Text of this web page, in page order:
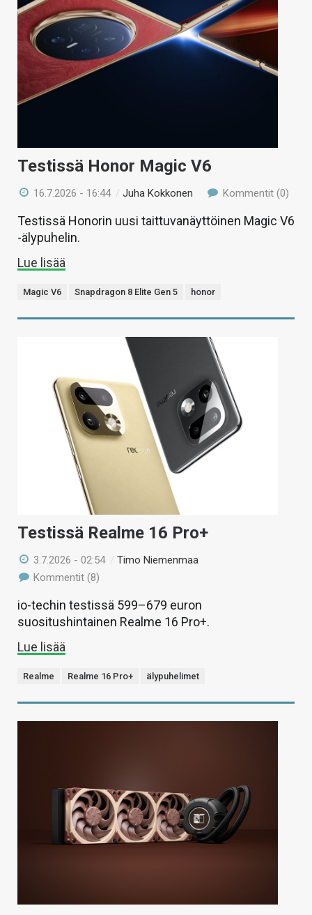
Testissä Honor Magic V6
16.7.2026 - 16:44 /Juha Kokkonen Kommentit (0)
Testissä Honorin uusi taittuvanäyttöinen Magic V6
-älypuhelin.
Lue lisää
Magic V6 Snapdragon 8 Elite Gen 5 honor
Testissä Realme 16 Pro+
3.7.2026 - 02:54 /Timo Niemenmaa
Kommentit (8)
io-techin testissä 599–679 euron
suositushintainen Realme 16 Pro+.
Lue lisää
Realme Realme 16 Pro+ älypuhelimet